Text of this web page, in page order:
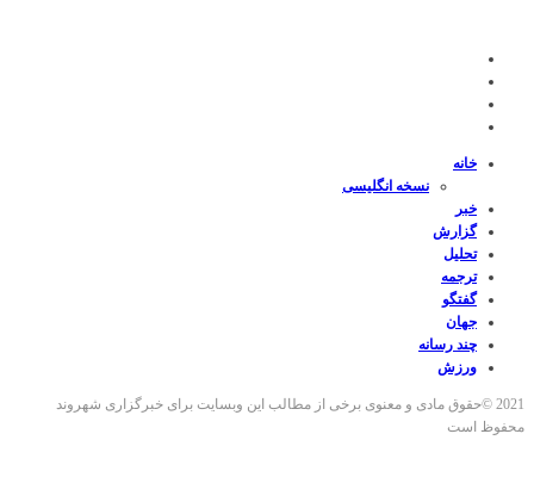
خانه
نسخه انگلیسی
خبر
گزارش
تحلیل
ترجمه
گفتگو
جهان
چند رسانه
ورزش
2021 ©حقوق مادی و معنوی برخی از مطالب این وبسایت برای خبرگزاری شهروند
محفوظ است